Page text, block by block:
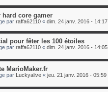
hard core gamer
par raffa62110 « dim. 24 janv. 2016 - 14:17
pour fêter les 100 étoiles
par raffa62110 « dim. 24 janv. 2016 - 14:05
MarioMaker.fr
par Luckyalive « jeu. 21 janv. 2016 - 05:59